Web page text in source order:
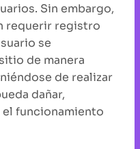
Sin embargo,
requerir registro
se
de manera
de realizar
dañar,
funcionamiento